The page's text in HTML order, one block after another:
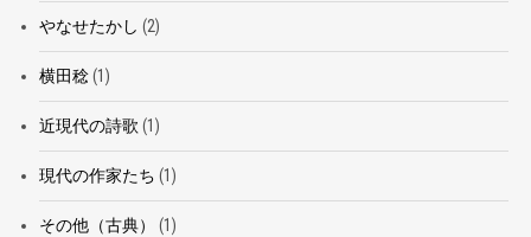
やなせたかし (2)
横田稔(1)
近現代の詩歌 (1)
現代の作家たち (1)
その他（古典） (1)